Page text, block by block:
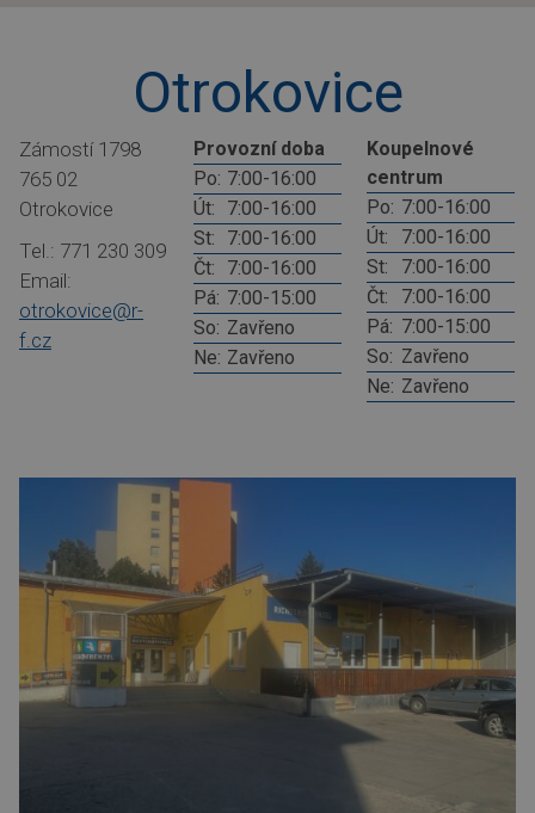
Otrokovice
Zámostí 1798
765 02
Otrokovice
Tel.: 771 230 309
Email:
otrokovice@r-
f.cz
Provozní doba
Po: 7:00-16:00
Út:
7:00-16:00
St:
7:00-16:00
Čt:
7:00-16:00
Pá: 7:00-15:00
So: Zavřeno
Ne: Zavřeno
Koupelnové
centrum
Po: 7:00-16:00
Út:
7:00-16:00
St:
7:00-16:00
Čt:
7:00-16:00
Pá: 7:00-15:00
So: Zavřeno
Ne: Zavřeno